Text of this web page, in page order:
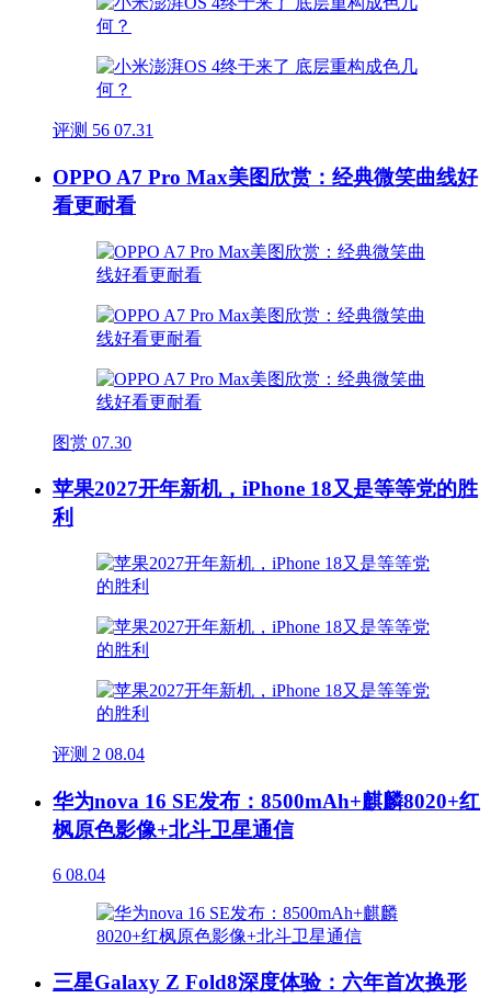
评测 56 07.31
OPPO A7 Pro Max美图欣赏：经典微笑曲线好
看更耐看
图赏 07.30
苹果2027开年新机，iPhone 18又是等等党的胜
利
评测 2 08.04
华为nova 16 SE发布：8500mAh+麒麟8020+红
枫原色影像+北斗卫星通信
6 08.04
三星Galaxy Z Fold8深度体验：六年首次换形